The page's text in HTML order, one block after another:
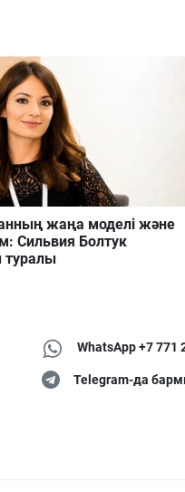
жаңа моделі және
Сильвия Болтук
туралы
WhatsApp +7 771
Telegram-да